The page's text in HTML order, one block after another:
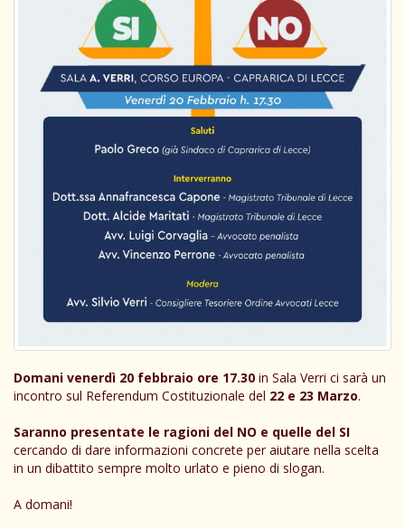
Domani venerdì 20 febbraio ore 17.30 in Sala Verri ci sarà un
incontro sul Referendum Costituzionale del 22 e 23 Marzo.
Saranno presentate le ragioni del NO e quelle del SI
cercando di dare informazioni concrete per aiutare nella scelta
in un dibattito sempre molto urlato e pieno di slogan.
A domani!